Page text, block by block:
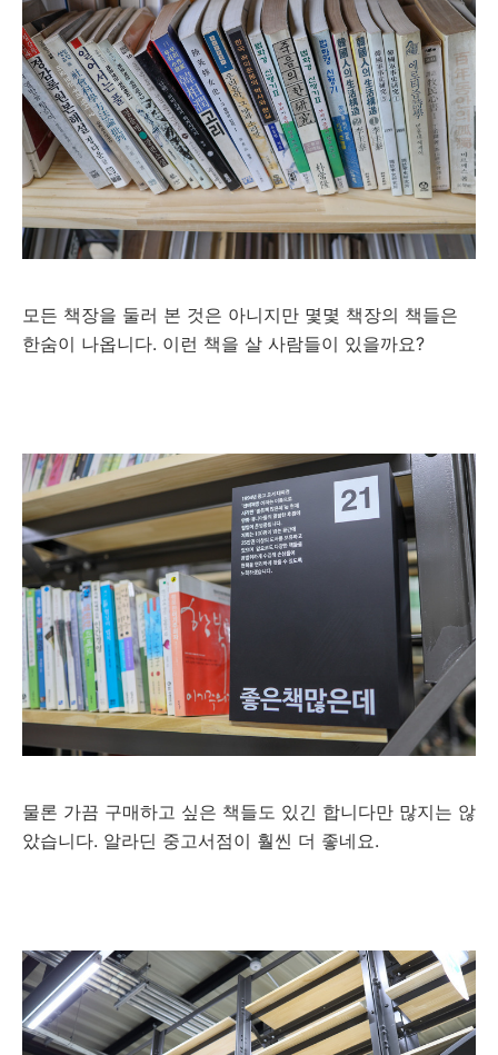
모든 책장을 둘러 본 것은 아니지만 몇몇 책장의 책들은
한숨이 나옵니다. 이런 책을 살 사람들이 있을까요?
물론 가끔 구매하고 싶은 책들도 있긴 합니다만 많지는 않
았습니다. 알라딘 중고서점이 훨씬 더 좋네요.